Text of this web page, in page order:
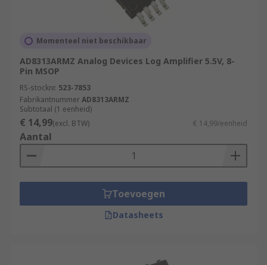
Momenteel niet beschikbaar
AD8313ARMZ Analog Devices Log Amplifier 5.5V, 8-
Pin MSOP
RS-stocknr. 523-7853
FabrikantnummerAD8313ARMZ
Subtotaal (1 eenheid)
€ 14,99(excl. BTW) € 14,99/eenheid
Aantal
Toevoegen
Datasheets